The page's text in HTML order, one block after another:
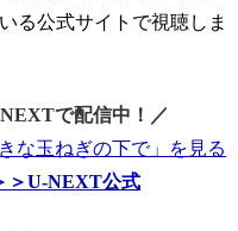
る公式サイトで視聴しま
で配信中！／
な玉ねぎの下で」を見る
＞U-NEXT公式